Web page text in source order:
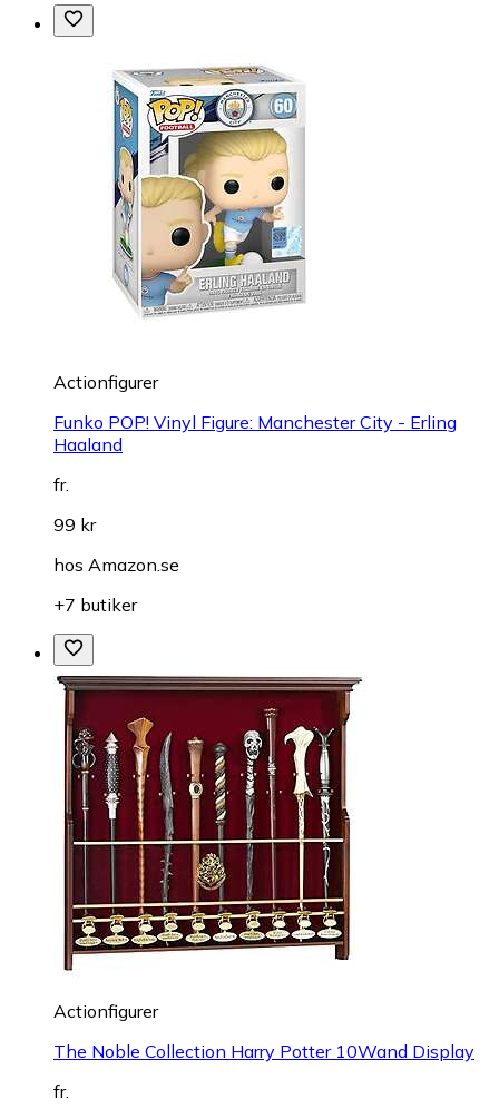
Actionfigurer
Funko POP! Vinyl Figure: Manchester City - Erling
Haaland
fr.
99 kr
hos Amazon.se
+7 butiker
Actionfigurer
The Noble Collection Harry Potter 10Wand Display
fr.